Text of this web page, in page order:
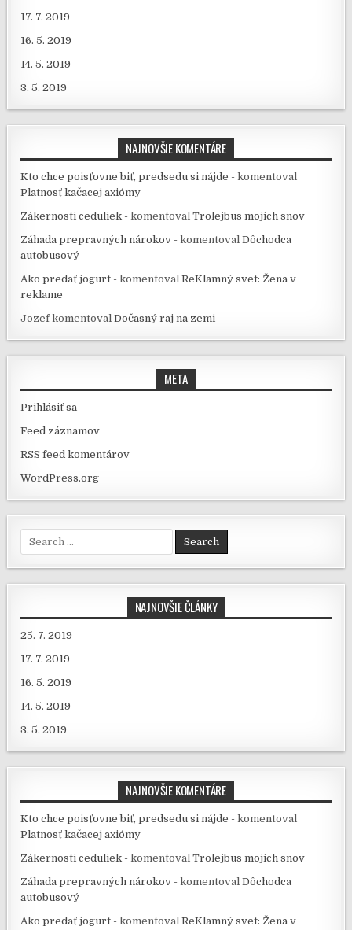
17. 7. 2019
16. 5. 2019
14. 5. 2019
3. 5. 2019
NAJNOVŠIE KOMENTÁRE
Kto chce poisťovne biť, predsedu si nájde - komentoval
Platnosť kačacej axiómy
Zákernosti ceduliek - komentovalTrolejbus mojich snov
Záhada prepravných nárokov - komentovalDôchodca
autobusový
Ako predať jogurt - komentovalReKlamný svet: Žena v
reklame
JozefkomentovalDočasný raj na zemi
META
Prihlásiť sa
Feed záznamov
RSS feed komentárov
WordPress.org
Search for:
NAJNOVŠIE ČLÁNKY
25. 7. 2019
17. 7. 2019
16. 5. 2019
14. 5. 2019
3. 5. 2019
NAJNOVŠIE KOMENTÁRE
Kto chce poisťovne biť, predsedu si nájde - komentoval
Platnosť kačacej axiómy
Zákernosti ceduliek - komentovalTrolejbus mojich snov
Záhada prepravných nárokov - komentovalDôchodca
autobusový
Ako predať jogurt - komentovalReKlamný svet: Žena v